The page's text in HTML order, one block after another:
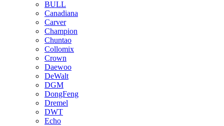
BULL
Canadiana
Carver
Champion
Chuntao
Collomix
Crown
Daewoo
DeWalt
DGM
DongFeng
Dremel
DWT
Echo